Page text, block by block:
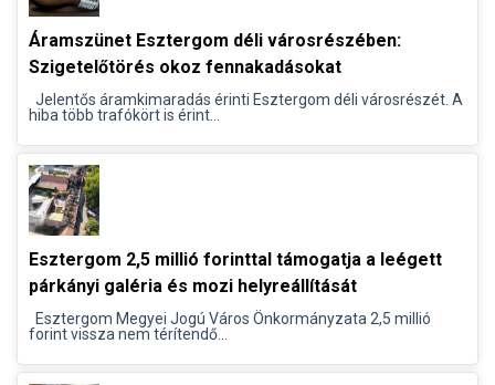
Áramszünet Esztergom déli városrészében:
Szigetelőtörés okoz fennakadásokat
Jelentős áramkimaradás érinti Esztergom déli városrészét. A
hiba több trafókört is érint...
Esztergom 2,5 millió forinttal támogatja a leégett
párkányi galéria és mozi helyreállítását
Esztergom Megyei Jogú Város Önkormányzata 2,5 millió
forint vissza nem térítendő...